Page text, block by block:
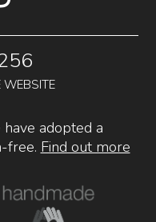
WEBSITE
adopted a
free. Find out more